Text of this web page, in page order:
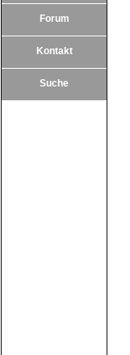
Forum
Kontakt
Suche